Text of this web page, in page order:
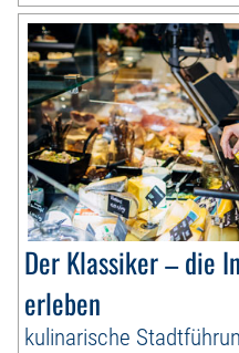
Der Klassiker – die
erleben
kulinarische